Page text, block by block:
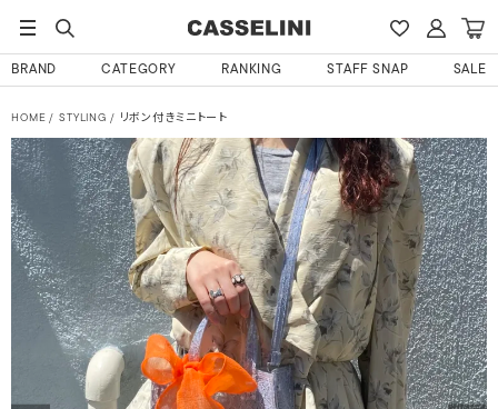
BRAND CATEGORY RANKING STAFF SNAP SALE
HOME STYLING リボン付きミニトート